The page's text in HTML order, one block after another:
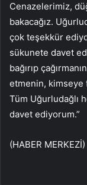
Cenazelerimiz,
bakacağız.
çok teşekkür
sükunete davet
bağırıp
etmenin, kimseye
Tüm Uğurludağlı
davet ediyorum.”
(HABER MERKEZİ)